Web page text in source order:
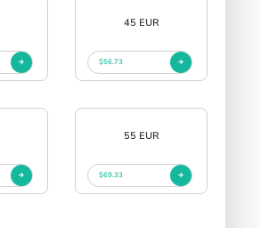
45 EUR
$56.73
55 EUR
$69.33